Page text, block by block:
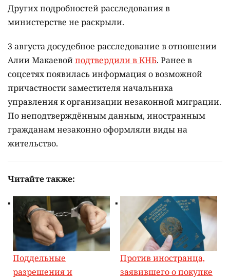
Других подробностей расследования в
министерстве не раскрыли.
3 августа досудебное расследование в отношении
Алии Макаевойподтвердили в КНБ. Ранее в
соцсетях появилась информация о возможной
причастности заместителя начальника
управления к организации незаконной миграции.
По неподтверждённым данным, иностранным
гражданам незаконно оформляли виды на
жительство.
Читайте также:
Поддельные
разрешения и
Против иностранца,
заявившего о покупке